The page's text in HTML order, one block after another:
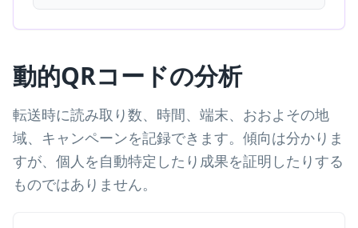
動的QRコードの分析
転送時に読み取り数、時間、端末、おおよその地
域、キャンペーンを記録できます。傾向は分かりま
すが、個人を自動特定したり成果を証明したりする
ものではありません。